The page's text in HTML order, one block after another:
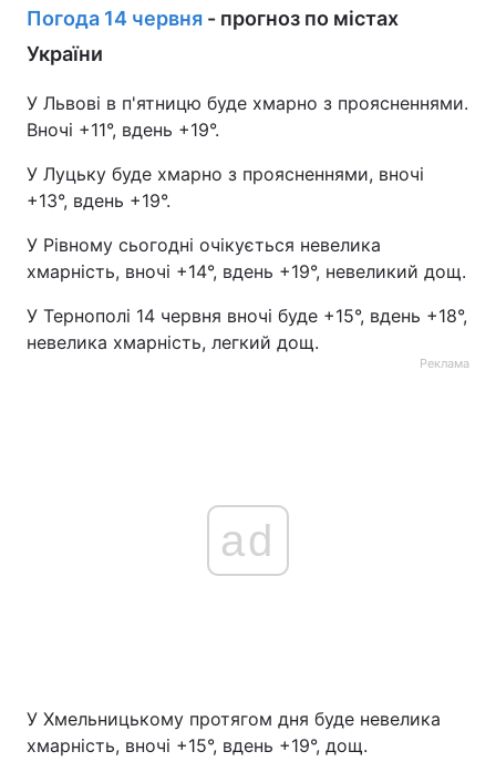
Контакти
Послуги
Тема оформлення
Погода 14 червня - прогноз по містах
України
У Львові в п'ятницю буде хмарно з проясненнями.
Вночі +11°, вдень +19°.
У Луцьку буде хмарно з проясненнями, вночі
+13°, вдень +19°.
У Рівному сьогодні очікується невелика
хмарність, вночі +14°, вдень +19°, невеликий дощ.
У Тернополі 14 червня вночі буде +15°, вдень +18°,
невелика хмарність, легкий дощ.
Реклама
ad
У Хмельницькому протягом дня буде невелика
хмарність, вночі +15°, вдень +19°, дощ.